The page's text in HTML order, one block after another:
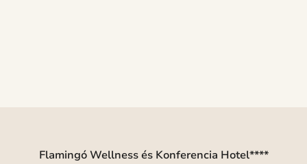
Flamingó Wellness és Konferencia Hotel****